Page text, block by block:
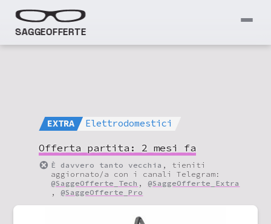
SAGGEOFFERTE
EXTRA Elettrodomestici
Offerta partita: 2 mesi fa
È davvero tanto vecchia , tieniti
aggiornato/a con i canali Telegram:
@SaggeOfferte_Tech , @SaggeOfferte_Extra
, @SaggeOfferte_Pro